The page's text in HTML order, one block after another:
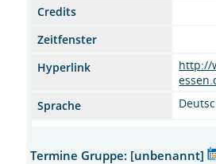
Credits
Zeitfenster
Hyperlink
http://
Sprache
Termine Gruppe: [unbenannt]